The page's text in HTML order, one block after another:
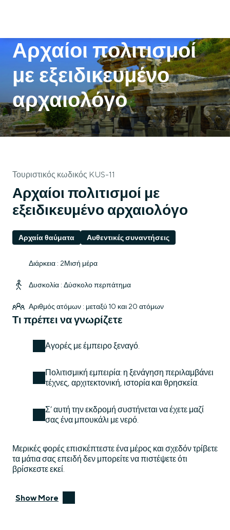
Αρχαίοι πολιτισμοί
με εξειδικευμένο
αρχαιολόγο
Τουριστικός κωδικός KUS-11
Αρχαίοι πολιτισμοί με
εξειδικευμένο αρχαιολόγο
Αρχαία θαύματα Αυθεντικές συναντήσεις
Διάρκεια : 2Μισή μέρα
Δυσκολία : Δύσκολο περπάτημα
Αριθμός ατόμων : μεταξύ 10 και 20 ατόμων
Τι πρέπει να γνωρίζετε
Αγορές με έμπειρο ξεναγό.
Πολιτισμική εμπειρία: η ξενάγηση περιλαμβάνει
τέχνες, αρχιτεκτονική, ιστορία και θρησκεία.
Σ’ αυτή την εκδρομή συστήνεται να έχετε μαζί
σας ένα μπουκάλι με νερό.
Μερικές φορές επισκέπτεστε ένα μέρος και σχεδόν τρίβετε
τα μάτια σας επειδή δεν μπορείτε να πιστέψετε ότι
βρίσκεστε εκεί.
Show More